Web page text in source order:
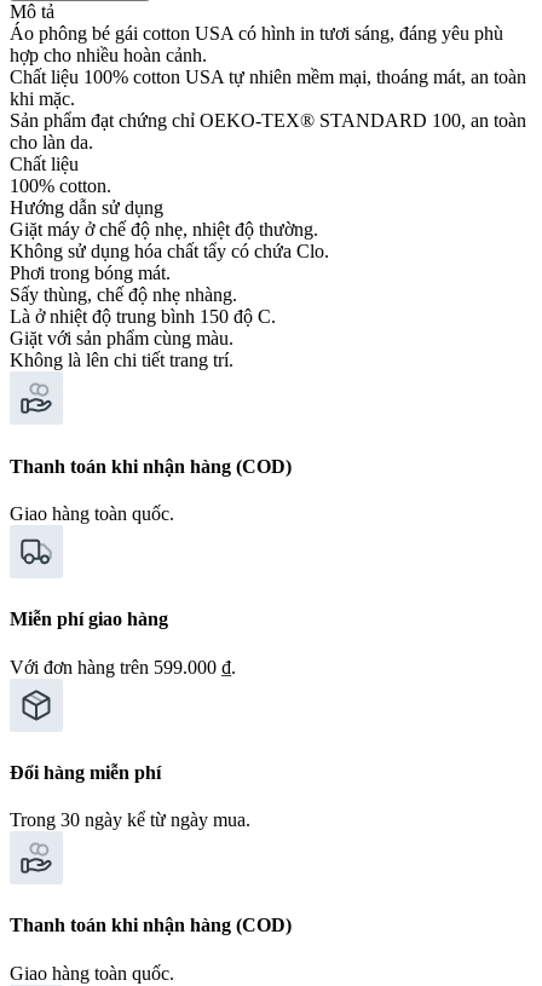
Mô tả
Áo phông bé gái cotton USA có hình in tươi sáng, đáng yêu phù
hợp cho nhiều hoàn cảnh.
Chất liệu 100% cotton USA tự nhiên mềm mại, thoáng mát, an toàn
khi mặc.
Sản phẩm đạt chứng chỉ OEKO-TEX® STANDARD 100, an toàn
cho làn da.
Chất liệu
100% cotton.
Hướng dẫn sử dụng
Giặt máy ở chế độ nhẹ, nhiệt độ thường.
Không sử dụng hóa chất tẩy có chứa Clo.
Phơi trong bóng mát.
Sấy thùng, chế độ nhẹ nhàng.
Là ở nhiệt độ trung bình 150 độ C.
Giặt với sản phẩm cùng màu.
Không là lên chi tiết trang trí.
Thanh toán khi nhận hàng (COD)
Giao hàng toàn quốc.
Miễn phí giao hàng
Với đơn hàng trên 599.000 ₫.
Đổi hàng miễn phí
Trong 30 ngày kể từ ngày mua.
Thanh toán khi nhận hàng (COD)
Giao hàng toàn quốc.